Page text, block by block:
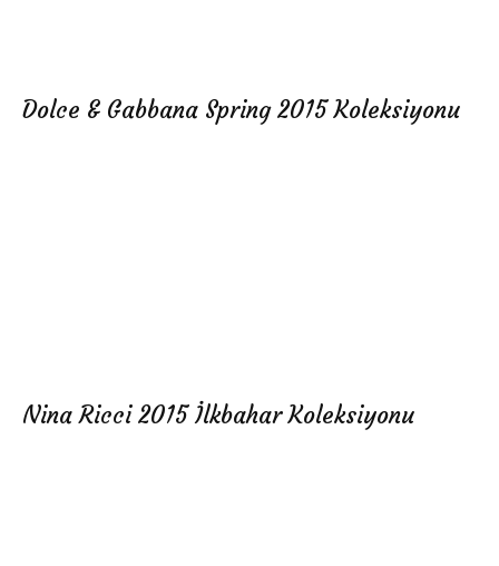
Dolce & Gabbana Spring 2015 Koleksiyonu
Nina Ricci 2015 İlkbahar Koleksiyonu